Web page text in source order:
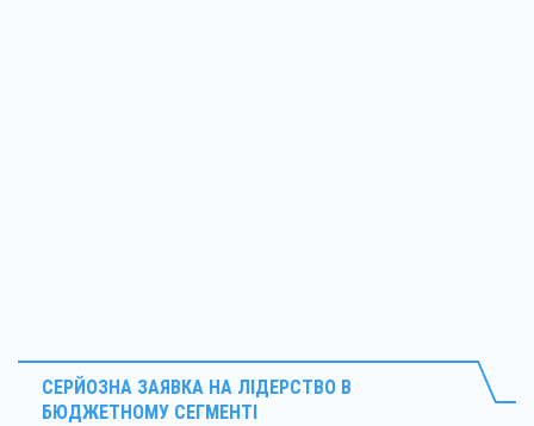
СЕРЙОЗНА ЗАЯВКА НА ЛІДЕРСТВО В
БЮДЖЕТНОМУ СЕГМЕНТІ